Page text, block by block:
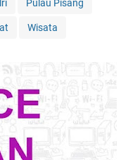
DPR Pesisir Barat
Pembacokan
Pemerintah